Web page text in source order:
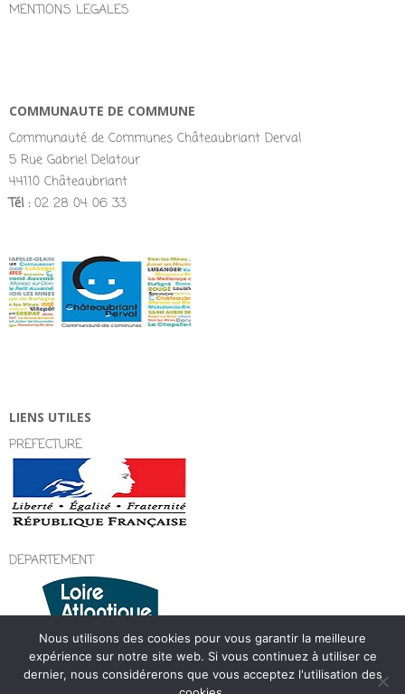
MENTIONS LEGALES
COMMUNAUTE DE COMMUNE
Communauté de Communes Châteaubriant Derval
5 Rue Gabriel Delatour
44110 Châteaubriant
Tél :02 28 04 06 33
LIENS UTILES
PREFECTURE
DEPARTEMENT
Nous utilisons des cookies pour vous garantir la meilleure
expérience sur notre site web. Si vous continuez à utiliser ce
dernier, nous considérerons que vous acceptez l'utilisation des